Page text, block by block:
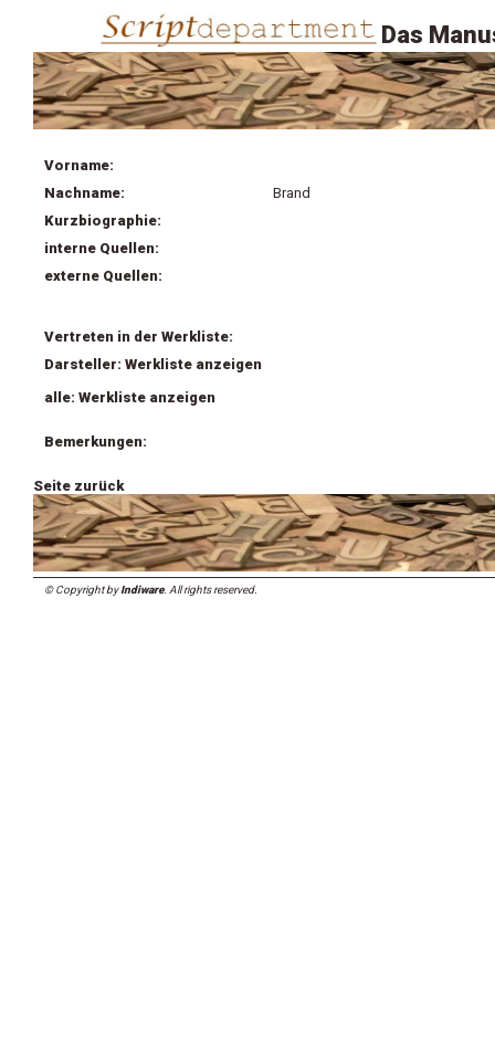
Das
Vorname:
Nachname:
Brand
Kurzbiographie:
interne Quellen:
externe Quellen:
Vertreten in der Werkliste:
Darsteller: Werkliste anzeigen
alle: Werkliste anzeigen
Bemerkungen:
Seite zurück
© Copyright byIndiware. All rights reserved.